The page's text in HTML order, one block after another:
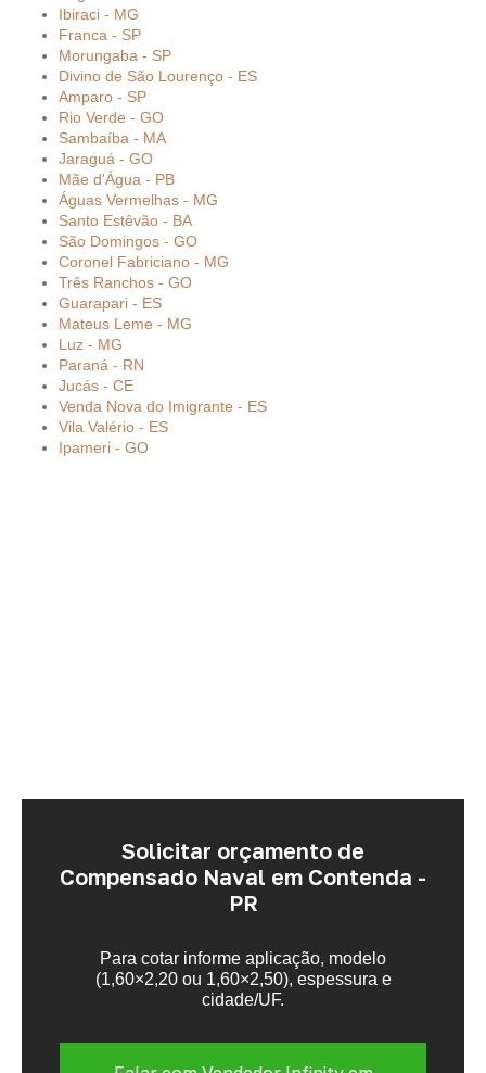
Ibiraci - MG
Franca - SP
Morungaba - SP
Divino de São Lourenço - ES
Amparo - SP
Rio Verde - GO
Sambaíba - MA
Jaraguá - GO
Mãe d'Água - PB
Águas Vermelhas - MG
Santo Estêvão - BA
São Domingos - GO
Coronel Fabriciano - MG
Três Ranchos - GO
Guarapari - ES
Mateus Leme - MG
Luz - MG
Paraná - RN
Jucás - CE
Venda Nova do Imigrante - ES
Vila Valério - ES
Ipameri - GO
Solicitar orçamento de
Compensado Naval em Contenda -
PR
Para cotar informe aplicação, modelo
(1,60×2,20 ou 1,60×2,50), espessura e
cidade/UF.